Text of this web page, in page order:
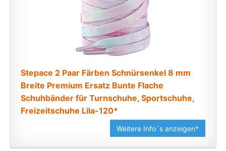
Stepace 2 Paar Färben Schnürsenkel 8 mm
Breite Premium Ersatz Bunte Flache
Schuhbänder für Turnschuhe, Sportschuhe,
Freizeitschuhe Lila-120*
Weitere Info´s anzeigen*